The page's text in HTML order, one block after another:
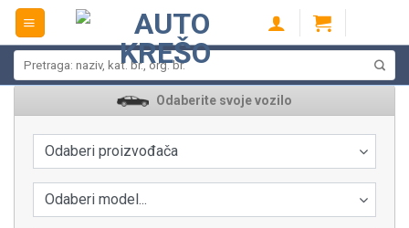
Skip
content
Odaberite svoje vozilo
Odaberi proizvođača
Odaberi model...